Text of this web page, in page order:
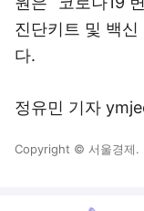
진단키트 및 백신
다.
정유민 기자
Copyright © 서울경제.